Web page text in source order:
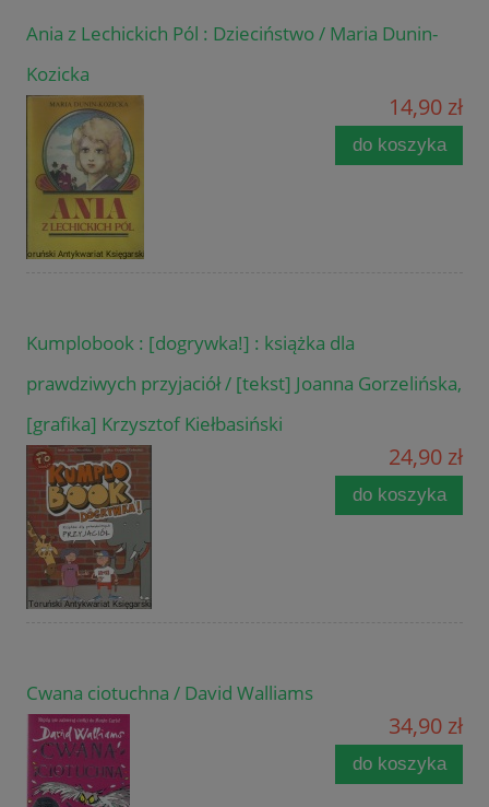
Ania z Lechickich Pól : Dzieciństwo / Maria Dunin-
Kozicka
14,90 zł
do koszyka
Kumplobook : [dogrywka!] : książka dla
prawdziwych przyjaciół / [tekst] Joanna Gorzelińska,
[grafika] Krzysztof Kiełbasiński
24,90 zł
do koszyka
Cwana ciotuchna / David Walliams
34,90 zł
do koszyka